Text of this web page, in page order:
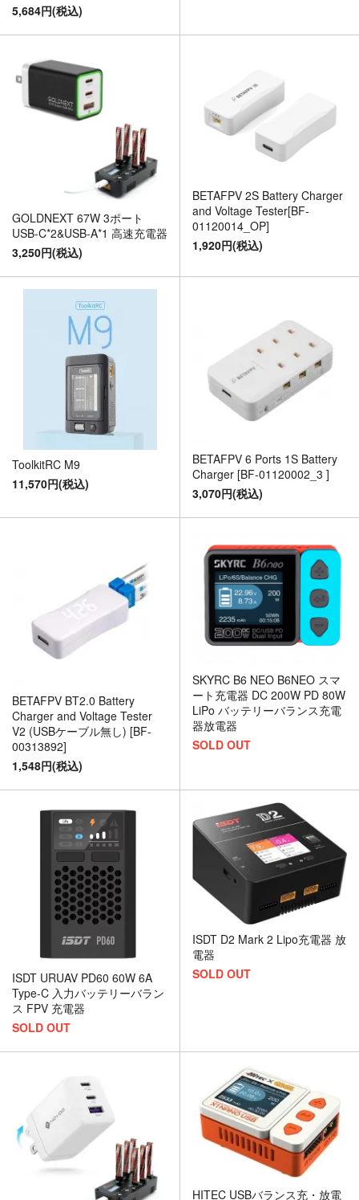
5,684円(税込)
GOLDNEXT 67W 3ポート
USB-C*2&USB-A*1 高速充電器
3,250円(税込)
BETAFPV 2S Battery Charger
and Voltage Tester[BF-
01120014_OP]
1,920円(税込)
ToolkitRC M9
11,570円(税込)
BETAFPV 6 Ports 1S Battery
Charger [BF-01120002_3 ]
3,070円(税込)
BETAFPV BT2.0 Battery
Charger and Voltage Tester
V2 (USBケーブル無し) [BF-
00313892]
1,548円(税込)
SKYRC B6 NEO B6NEO スマ
ート充電器 DC 200W PD 80W
LiPo バッテリーバランス充電
器放電器
SOLD OUT
ISDT URUAV PD60 60W 6A
Type-C 入力バッテリーバラン
ス FPV 充電器
SOLD OUT
ISDT D2 Mark 2 Lipo充電器 放
電器
SOLD OUT
HITEC USBバランス充・放電